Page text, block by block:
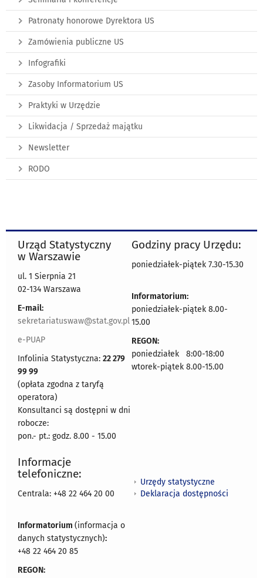
Patronaty honorowe Dyrektora US
Zamówienia publiczne US
Infografiki
Zasoby Informatorium US
Praktyki w Urzędzie
Likwidacja / Sprzedaż majątku
Newsletter
RODO
Urząd Statystyczny
w Warszawie
ul. 1 Sierpnia 21
02-134 Warszawa
E-mail:
sekretariatuswaw@stat.gov.pl
e-PUAP
Infolinia Statystyczna: 22 279
99 99
(opłata zgodna z taryfą
operatora)
Konsultanci są dostępni w dni
robocze:
pon.- pt.: godz. 8.00 - 15.00
Godziny pracy Urzędu:
poniedziałek-piątek 7.30-15.30
Informatorium:
poniedziałek-piątek 8.00-
15.00
REGON:
poniedziałek 8:00-18:00
wtorek-piątek 8.00-15.00
Informacje
telefoniczne:
Centrala: +48 22 464 20 00
Informatorium (informacja o
danych statystycznych):
+48 22 464 20 85
REGON:
Urzędy statystyczne
Deklaracja dostępności